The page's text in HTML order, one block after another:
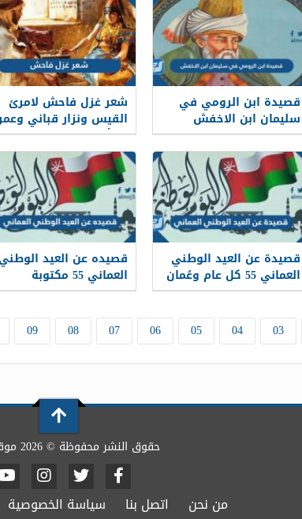
قصيدة ابن الرومي في
سليمان ابن الاخفش
شعر غزل فاحش لامرئ
القيس ونزار قباني
بن أبي ربيعة
قصيدة عن العيد الوطني
العماني 55 كل عام وعُمان
بخير وحب
قصيده عن العيد الوطني
العماني 55 مكتوبة
03
04
05
06
07
08
09
حقوق النشر محفوظة © 2026 موقع المرجع
من نحن اتصل بنا سياسة الخصوصية